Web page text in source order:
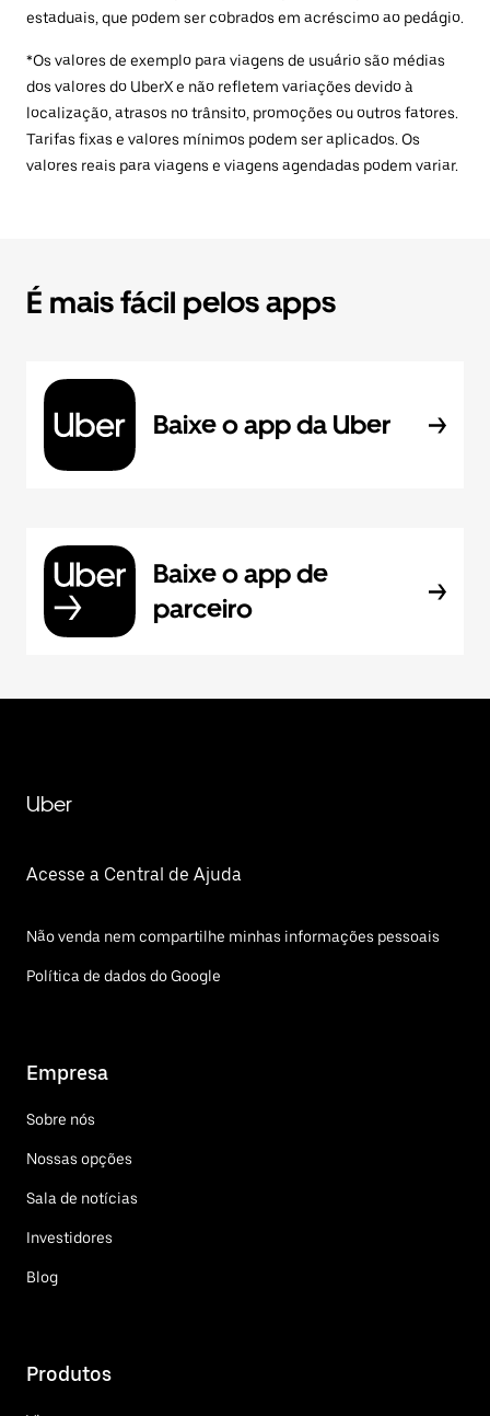
estaduais, que podem ser cobrados em acréscimo ao pedágio.
*Os valores de exemplo para viagens de usuário são médias
dos valores do UberX e não refletem variações devido à
localização, atrasos no trânsito, promoções ou outros fatores.
Tarifas fixas e valores mínimos podem ser aplicados. Os
valores reais para viagens e viagens agendadas podem variar.
É mais fácil pelos apps
Baixe o app da Uber
Baixe o app de
parceiro
Uber
Acesse a Central de Ajuda
Não venda nem compartilhe minhas informações pessoais
Política de dados do Google
Empresa
Sobre nós
Nossas opções
Sala de notícias
Investidores
Blog
Produtos